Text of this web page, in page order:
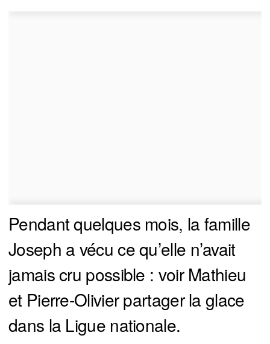
Pendant quelques mois, la famille
Joseph a vécu ce qu’elle n’avait
jamais cru possible : voir Mathieu
et Pierre-Olivier partager la glace
dans la Ligue nationale.